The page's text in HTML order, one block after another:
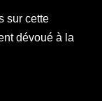
sur cette
dévoué à la